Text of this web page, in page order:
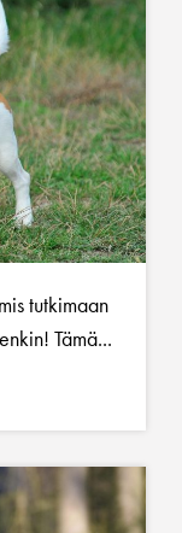
tutkimaan
Tämä...